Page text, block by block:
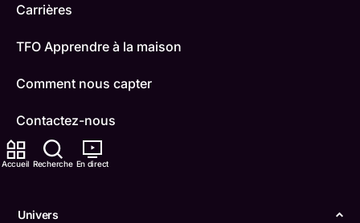
Accueil Recherche En direct
Univers
Carrières
TFO Apprendre à la maison
Comment nous capter
Contactez-nous
ONFR